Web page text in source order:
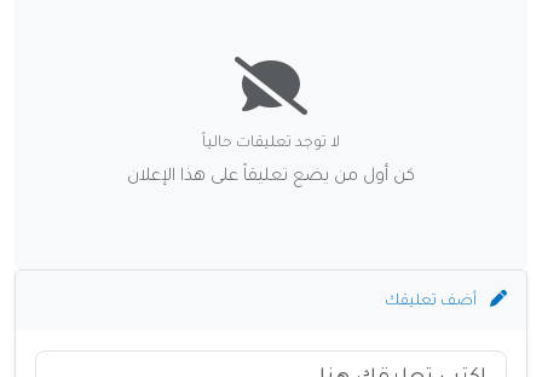
لا توجد تعليقات حالياً
كن أول من يضع تعليقاً على هذا الإعلان
أضف تعليقك